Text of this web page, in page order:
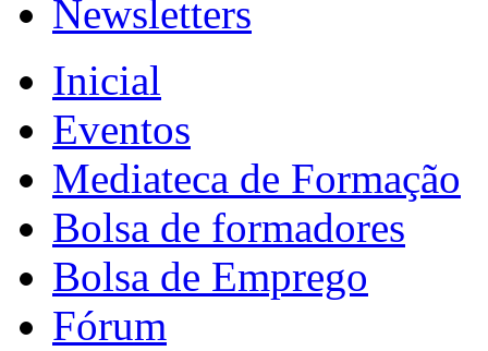
Newsletters
Inicial
Eventos
Mediateca de Formação
Bolsa de formadores
Bolsa de Emprego
Fórum